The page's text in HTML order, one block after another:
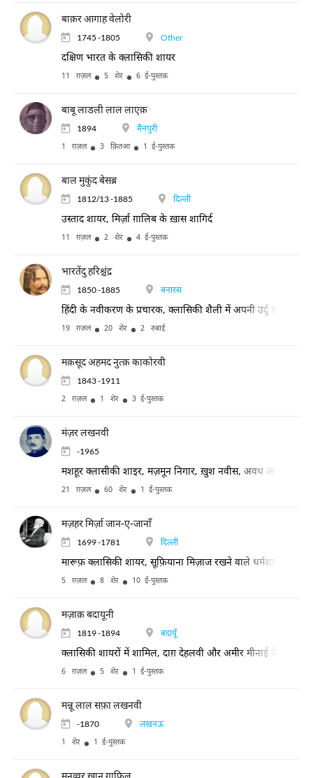
बाक़र आगाह वेलोरी
1745 -1805 Other
दक्षिण भारत के क्लासिकी शायर
11 ग़ज़ल 5 शेर 6 ई-पुस्तक
बाबू लाडली लाल लाएक़
1894 मैनपुरी
1 ग़ज़ल 3 क़ितआ 1 ई-पुस्तक
बाल मुकुंद बेसब्र
1812/13 -1885 दिल्ली
उस्ताद शायर, मिर्ज़ा ग़ालिब के ख़ास शागिर्द
11 ग़ज़ल 2 शेर 4 ई-पुस्तक
भारतेंदु हरिश्चंद्र
1850 -1885 बनारस
हिंदी के नवीकरण के प्रचारक, क्लासिकी शैली में अपनी उर्दू ग़ज़ल के
19 ग़ज़ल 20 शेर 2 रुबाई
मक़सूद अहमद नुत्क़ काकोरवी
1843 -1911
2 ग़ज़ल 1 शेर 3 ई-पुस्तक
मंज़र लखनवी
-1965
मशहूर क्लासीकी शाइर, मज़मून निगार, ख़ुश नवीस, अवध अख़बार के
21 ग़ज़ल 60 शेर 1 ई-पुस्तक
मज़हर मिर्ज़ा जान-ए-जानाँ
1699 -1781 दिल्ली
मारूफ़ क्लासिकी शायर, सूफ़ियाना मिज़ाज रखने वाले धर्मशास्त्री
5 ग़ज़ल 8 शेर 10 ई-पुस्तक
मज़ाक़ बदायूनी
1819 -1894 बदायूँ
क्लासिकी शायरों में शामिल, दाग़ देहलवी और अमीर मीनाई के
6 ग़ज़ल 5 शेर 1 ई-पुस्तक
मन्नू लाल सफ़ा लखनवी
-1870 लखनऊ
1 शेर 1 ई-पुस्तक
मुनव्वर ख़ान ग़ाफ़िल